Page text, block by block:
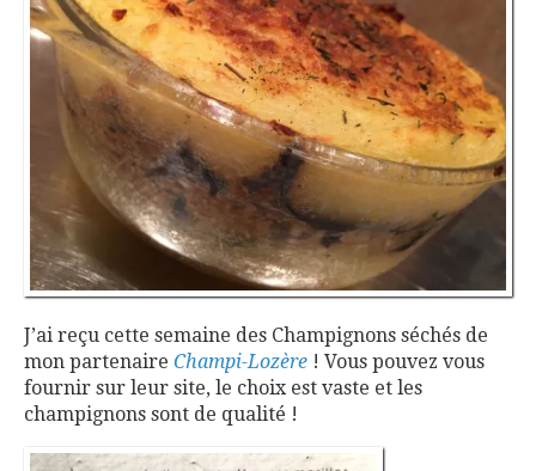
J’ai reçu cette semaine des Champignons séchés de
mon partenaire Champi-Lozère ! Vous pouvez vous
fournir sur leur site, le choix est vaste et les
champignons sont de qualité !